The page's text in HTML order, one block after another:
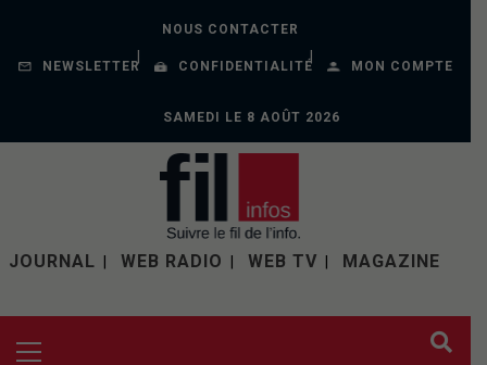
NOUS CONTACTER
NEWSLETTER CONFIDENTIALITÉ MON COMPTE
SAMEDI LE 8 AOÛT 2026
JOURNAL WEB RADIO WEB TV MAGAZINE